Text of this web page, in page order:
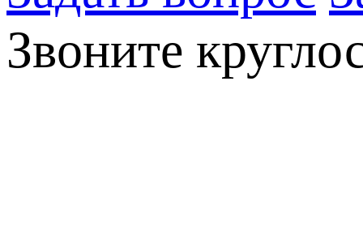
Звоните